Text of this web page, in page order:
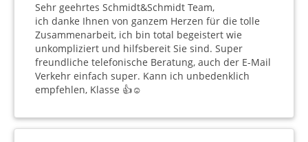
Sehr geehrtes Schmidt&Schmidt Team,
ich danke Ihnen von ganzem Herzen für die tolle
Zusammenarbeit, ich bin total begeistert wie
unkompliziert und hilfsbereit Sie sind. Super
freundliche telefonische Beratung, auch der E-Mail
Verkehr einfach super. Kann ich unbedenklich
empfehlen, Klasse 👍☺️